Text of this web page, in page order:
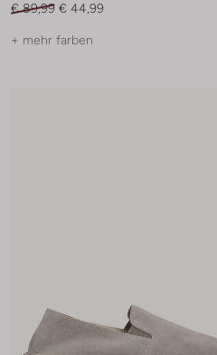
€ 89,99 € 44,99
+ mehr farben